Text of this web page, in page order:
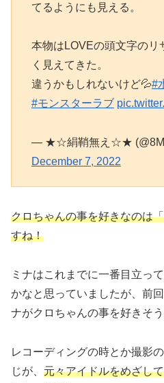
てるようにも見える。
本物はLOVEの頭文字のリ
く見えてきた。
違うかもしれないけど💦#
#モンスターラブ
— ★☆絹鞘無え☆★
December 7, 2022
クロちゃんの事を好きなのは「
すね！
ミナはこれまでに一番目立っ
かなと思っていましたが、前
ナがクロちゃんの事を好きそ
レコーディングの時とか撮影
じが、 元々アイドルをめざし